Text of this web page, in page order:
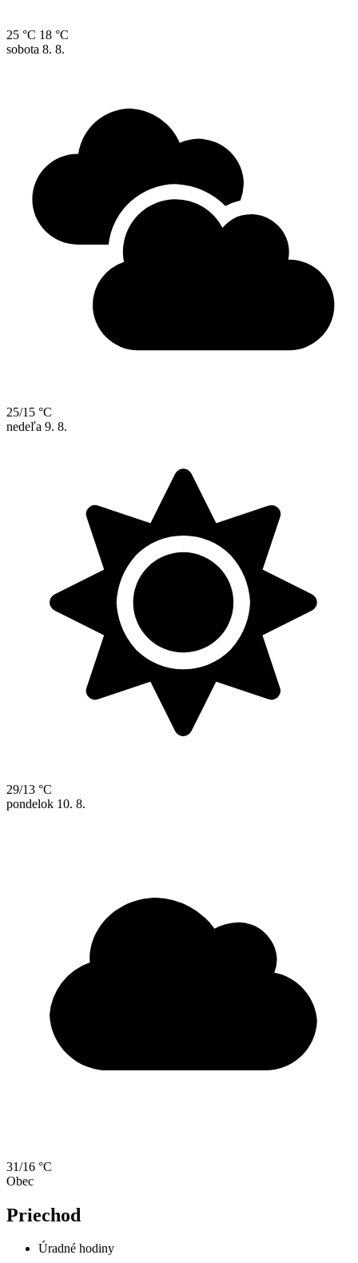
25 °C 18 °C
sobota 8. 8.
25/15 °C
nedeľa 9. 8.
29/13 °C
pondelok 10. 8.
31/16 °C
Obec
Priechod
Úradné hodiny